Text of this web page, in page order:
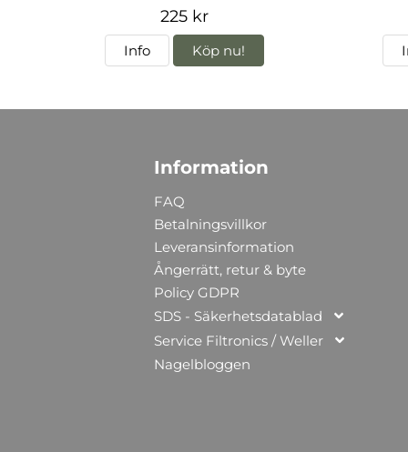
225 kr
Info Köp nu!
Information
FAQ
Betalningsvillkor
Leveransinformation
Ångerrätt, retur & byte
Policy GDPR
SDS - Säkerhetsdatablad
Service Filtronics / Weller
Nagelbloggen